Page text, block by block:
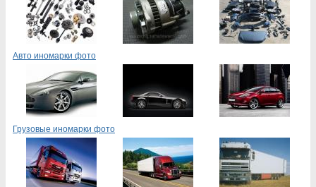
Авто иномарки фото
Грузовые иномарки фото